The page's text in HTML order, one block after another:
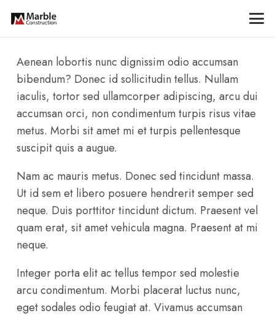
Aenean lobortis nunc dignissim odio accumsan
bibendum? Donec id sollicitudin tellus. Nullam
iaculis, tortor sed ullamcorper adipiscing, arcu dui
accumsan orci, non condimentum turpis risus vitae
metus. Morbi sit amet mi et turpis pellentesque
suscipit quis a augue.
Nam ac mauris metus. Donec sed tincidunt massa.
Ut id sem et libero posuere hendrerit semper sed
neque. Duis porttitor tincidunt dictum. Praesent vel
quam erat, sit amet vehicula magna. Praesent at mi
neque.
Integer porta elit ac tellus tempor sed molestie
arcu condimentum. Morbi placerat luctus nunc,
eget sodales odio feugiat at. Vivamus accumsan